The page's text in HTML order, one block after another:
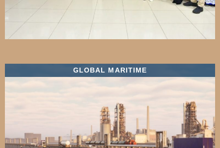
GLOBAL MARITIME